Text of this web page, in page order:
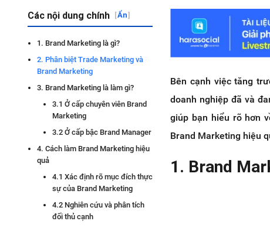
Các nội dung chính [Ẩn]
1. Brand Marketing là gì?
2. Phân biệt Trade Marketing và
Brand Marketing
3. Brand Marketing là làm gì?
3.1 Ở cấp chuyên viên Brand
Marketing
3.2 Ở cấp bậc Brand Manager
4. Cách làm Brand Marketing hiệu
quả
4.1 Xác định rõ mục đích thực
sự của Brand Marketing
4.2 Nghiên cứu và phân tích
đối thủ cạnh
Bên cạnh việc tăng
doanh nghiệp đã và
giúp bạn hiểu rõ hơn
Brand Marketing hiệu
1. Brand